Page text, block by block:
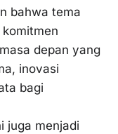
bahwa tema
komitmen
depan yang
inovasi
bagi
juga menjadi